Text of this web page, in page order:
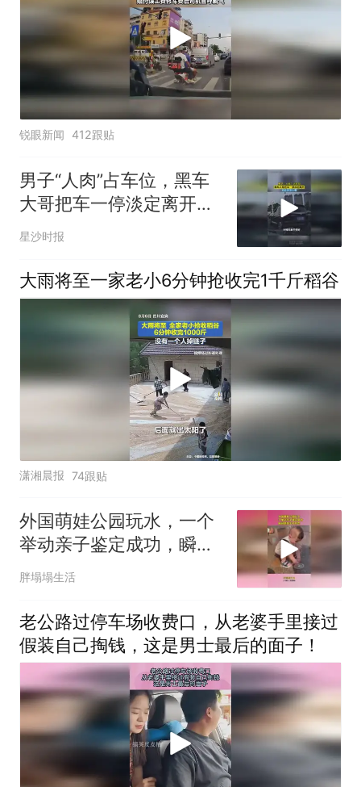
锐眼新闻 412跟贴
男子“人肉”占车位，黑车
大哥把车一停淡定离开，
对此你怎么看
星沙时报
大雨将至一家老小6分钟抢收完1千斤稻谷
潇湘晨报 74跟贴
外国萌娃公园玩水，一个
举动亲子鉴定成功，瞬间
感觉生无可恋
胖塌塌生活
老公路过停车场收费口，从老婆手里接过
假装自己掏钱，这是男士最后的面子！